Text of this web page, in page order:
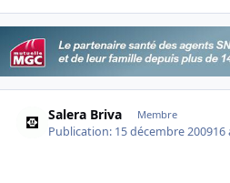
Salera Briva Membre
Publication: 15 décembre 200916